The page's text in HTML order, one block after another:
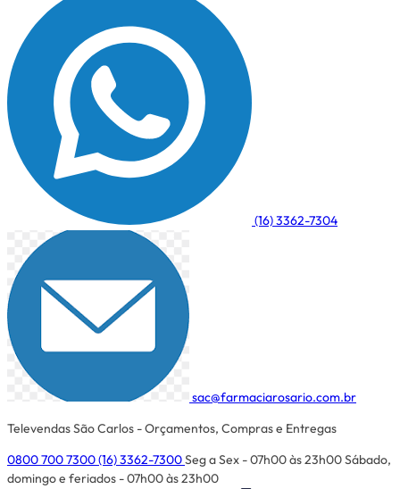
(16) 3362-7304
sac@farmaciarosario.com.br
Televendas São Carlos - Orçamentos, Compras e Entregas
0800 700 7300(16) 3362-7300Seg a Sex - 07h00 às 23h00Sábado,
domingo e feriados - 07h00 às 23h00